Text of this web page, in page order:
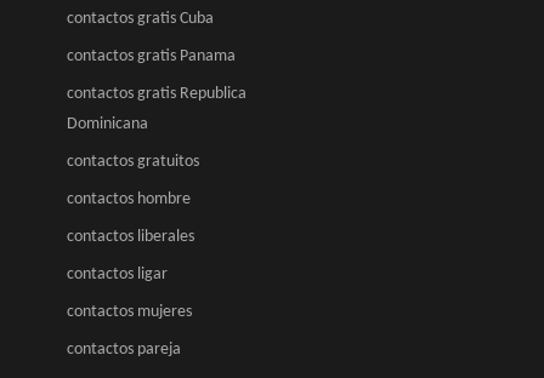
contactos gratis Cuba
contactos gratis Panama
contactos gratis Republica
Dominicana
contactos gratuitos
contactos hombre
contactos liberales
contactos ligar
contactos mujeres
contactos pareja